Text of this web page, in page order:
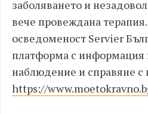
заболяването и
вече провеждана
осведоменост Servier
платформа с информация
наблюдение и справяне с
https://